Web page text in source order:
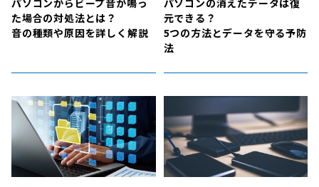
た場合の対処法とは？
音の種類や原因を詳しく解説
元できる？
5つの方法とデータを守る予防
法